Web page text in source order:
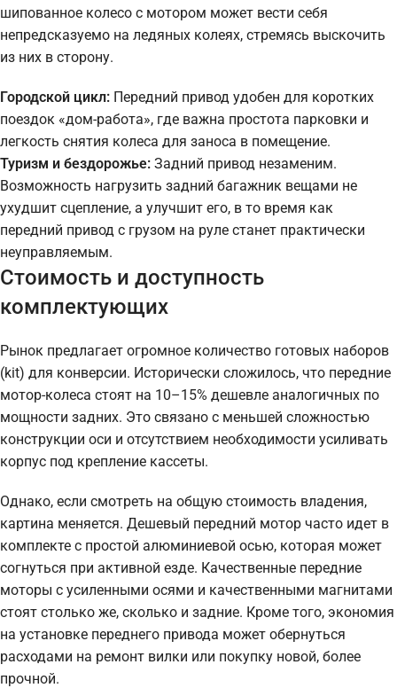
шипованное колесо с мотором может вести себя
непредсказуемо на ледяных колеях, стремясь выскочить
из них в сторону.
Городской цикл: Передний привод удобен для коротких
поездок «дом-работа», где важна простота парковки и
легкость снятия колеса для заноса в помещение.
Туризм и бездорожье: Задний привод незаменим.
Возможность нагрузить задний багажник вещами не
ухудшит сцепление, а улучшит его, в то время как
передний привод с грузом на руле станет практически
неуправляемым.
Стоимость и доступность
комплектующих
Рынок предлагает огромное количество готовых наборов
(kit) для конверсии. Исторически сложилось, что передние
мотор-колеса стоят на 10–15% дешевле аналогичных по
мощности задних. Это связано с меньшей сложностью
конструкции оси и отсутствием необходимости усиливать
корпус под крепление кассеты.
Однако, если смотреть на общую стоимость владения,
картина меняется. Дешевый передний мотор часто идет в
комплекте с простой алюминиевой осью, которая может
согнуться при активной езде. Качественные передние
моторы с усиленными осями и качественными магнитами
стоят столько же, сколько и задние. Кроме того, экономия
на установке переднего привода может обернуться
расходами на ремонт вилки или покупку новой, более
прочной.